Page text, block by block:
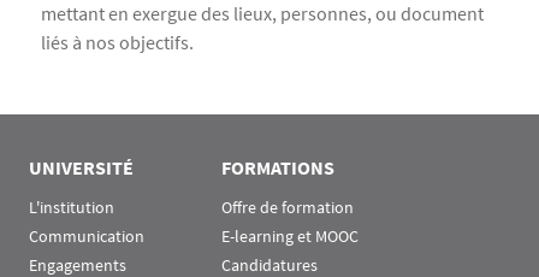
mettant en exergue des lieux, personnes, ou document
liés à nos objectifs.
UNIVERSITÉ
L'institution
Communication
Engagements
FORMATIONS
Offre de formation
E-learning et MOOC
Candidatures